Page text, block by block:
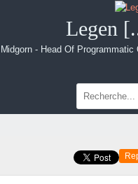
Legen
Midgorn - Head Of